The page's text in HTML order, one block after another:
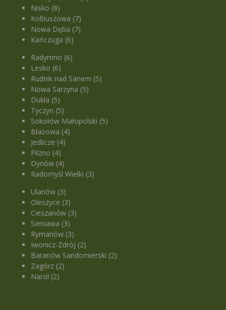
Nisko (8)
Kolbuszowa (7)
Nowa Dęba (7)
Kańczuga (6)
Radymno (6)
Lesko (6)
Rudnik nad Sanem (5)
Nowa Sarzyna (5)
Dukla (5)
Tyczyn (5)
Sokołów Małopolski (5)
Błażowa (4)
Jedlicze (4)
Pilzno (4)
Dynów (4)
Radomyśl Wielki (3)
Ulanów (3)
Oleszyce (3)
Cieszanów (3)
Sieniawa (3)
Rymanów (3)
Iwonicz-Zdrój (2)
Baranów Sandomierski (2)
Zagórz (2)
Narol (2)